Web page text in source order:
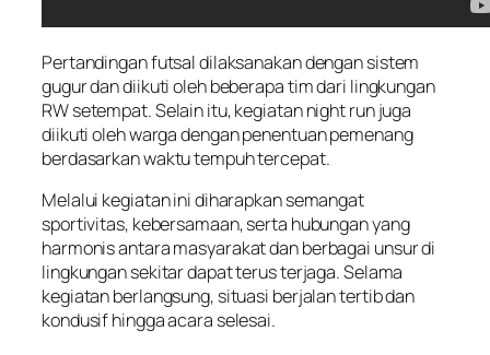
Pertandingan futsal dilaksanakan dengan sistem
gugur dan diikuti oleh beberapa tim dari lingkungan
RW setempat. Selain itu, kegiatan night run juga
diikuti oleh warga dengan penentuan pemenang
berdasarkan waktu tempuh tercepat.
Melalui kegiatan ini diharapkan semangat
sportivitas, kebersamaan, serta hubungan yang
harmonis antara masyarakat dan berbagai unsur di
lingkungan sekitar dapat terus terjaga. Selama
kegiatan berlangsung, situasi berjalan tertib dan
kondusif hingga acara selesai.